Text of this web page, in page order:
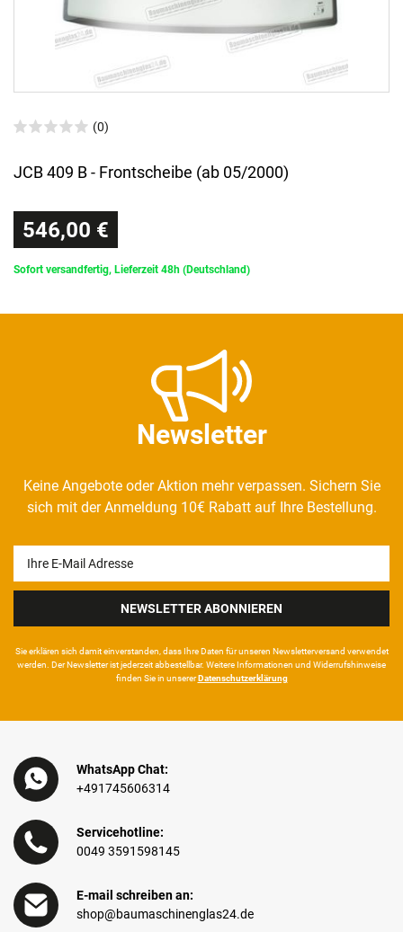
(0)
JCB 409 B - Frontscheibe (ab 05/2000)
546,00 €
Sofort versandfertig, Lieferzeit 48h (Deutschland)
Newsletter
Keine Angebote oder Aktion mehr verpassen. Sichern Sie
sich mit der Anmeldung 10€ Rabatt auf Ihre Bestellung.
Honig
NEWSLETTER ABONNIEREN
Sie erklären sich damit ein­ver­standen, dass Ihre Da­ten für unseren News­letter­versand ver­wen­det
werden. Der News­letter ist jeder­zeit ab­bestel­lbar. Weitere Infor­mationen und Wider­rufshin­weise
finden Sie in unsererDaten­schutz­erklärung
WhatsApp Chat:
+491745606314
Servicehotline:
0049 3591598145
E-mail schreiben an:
shop@baumaschinenglas24.de